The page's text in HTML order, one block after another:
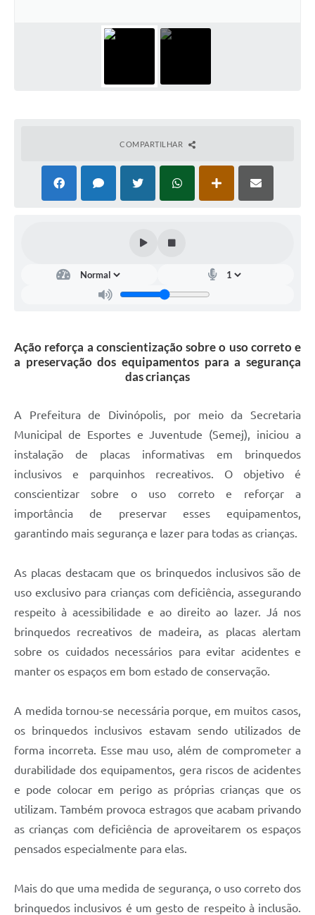
COMPARTILHAR
Ação reforça a conscientização sobre o uso correto e
a preservação dos equipamentos para a segurança
das crianças
A Prefeitura de Divinópolis, por meio da Secretaria
Municipal de Esportes e Juventude (Semej), iniciou a
instalação de placas informativas em brinquedos
inclusivos e parquinhos recreativos. O objetivo é
conscientizar sobre o uso correto e reforçar a
importância de preservar esses equipamentos,
garantindo mais segurança e lazer para todas as crianças.
As placas destacam que os brinquedos inclusivos são de
uso exclusivo para crianças com deficiência, assegurando
respeito à acessibilidade e ao direito ao lazer. Já nos
brinquedos recreativos de madeira, as placas alertam
sobre os cuidados necessários para evitar acidentes e
manter os espaços em bom estado de conservação.
A medida tornou-se necessária porque, em muitos casos,
os brinquedos inclusivos estavam sendo utilizados de
forma incorreta. Esse mau uso, além de comprometer a
durabilidade dos equipamentos, gera riscos de acidentes
e pode colocar em perigo as próprias crianças que os
utilizam. Também provoca estragos que acabam privando
as crianças com deficiência de aproveitarem os espaços
pensados especialmente para elas.
Mais do que uma medida de segurança, o uso correto dos
brinquedos inclusivos é um gesto de respeito à inclusão.